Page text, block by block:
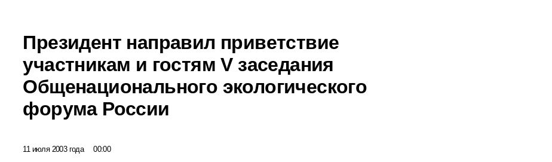
Президент направил приветствие
участникам и гостям V заседания
Общенационального экологического
форума России
11 июля 2003 года 00:00